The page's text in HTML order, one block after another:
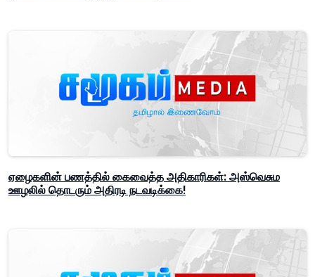
ஏழைகளின் பணத்தில் கைவைத்த அதிகாரிகள்: அஸ்வெசும
ஊழலில் தொடரும் அதிரடி நடவடிக்கை!